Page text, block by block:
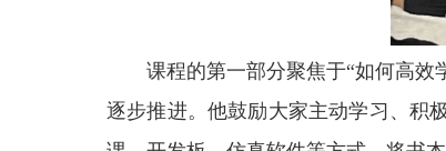
课程的第一部分聚焦于“如何高效
逐步推进。他鼓励大家主动学习、积